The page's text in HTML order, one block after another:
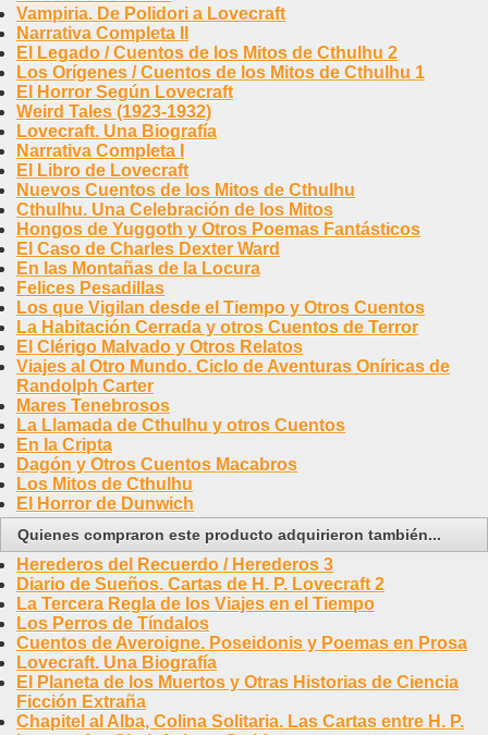
Vampiria. De Polidori a Lovecraft
Narrativa Completa II
El Legado / Cuentos de los Mitos de Cthulhu 2
Los Orígenes / Cuentos de los Mitos de Cthulhu 1
El Horror Según Lovecraft
Weird Tales (1923-1932)
Lovecraft. Una Biografía
Narrativa Completa I
El Libro de Lovecraft
Nuevos Cuentos de los Mitos de Cthulhu
Cthulhu. Una Celebración de los Mitos
Hongos de Yuggoth y Otros Poemas Fantásticos
El Caso de Charles Dexter Ward
En las Montañas de la Locura
Felices Pesadillas
Los que Vigilan desde el Tiempo y Otros Cuentos
La Habitación Cerrada y otros Cuentos de Terror
El Clérigo Malvado y Otros Relatos
Viajes al Otro Mundo. Ciclo de Aventuras Oníricas de
Randolph Carter
Mares Tenebrosos
La Llamada de Cthulhu y otros Cuentos
En la Cripta
Dagón y Otros Cuentos Macabros
Los Mitos de Cthulhu
El Horror de Dunwich
Quienes compraron este producto adquirieron también...
Herederos del Recuerdo / Herederos 3
Diario de Sueños. Cartas de H. P. Lovecraft 2
La Tercera Regla de los Viajes en el Tiempo
Los Perros de Tíndalos
Cuentos de Averoigne. Poseidonis y Poemas en Prosa
Lovecraft. Una Biografía
El Planeta de los Muertos y Otras Historias de Ciencia
Ficción Extraña
Chapitel al Alba, Colina Solitaria. Las Cartas entre H. P.